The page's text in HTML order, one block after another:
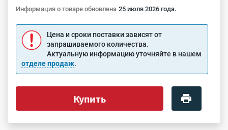
Информация о товаре обновлена 25 июля 2026 года.
Цена и сроки поставки зависят от
запрашиваемого количества.
Актуальную информацию уточняйте в нашем
отделе продаж.
Купить